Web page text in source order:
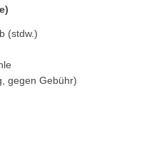
(stdw.)
gegen Gebühr)